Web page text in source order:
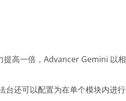
高一倍，Advancer Gemini 以
还可以配置为在单个模块内进行